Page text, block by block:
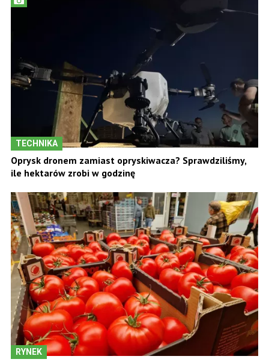
TECHNIKA
Oprysk dronem zamiast opryskiwacza? Sprawdziliśmy,
ile hektarów zrobi w godzinę
RYNEK